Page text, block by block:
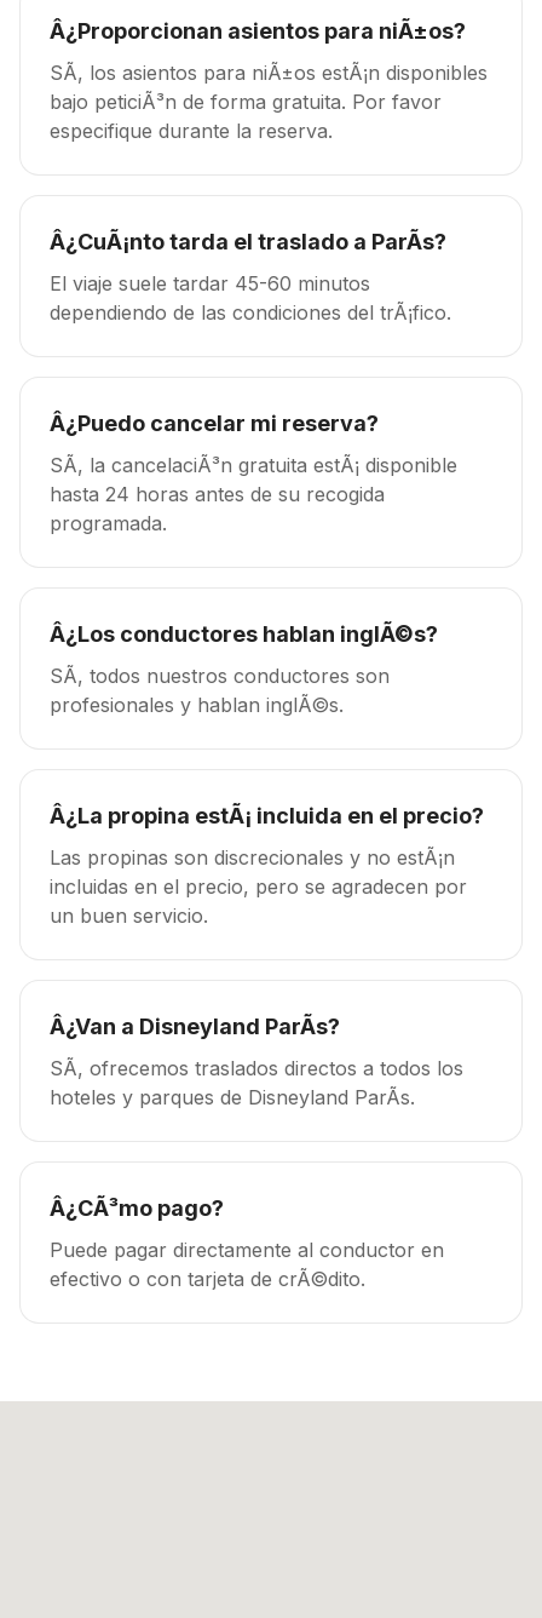
Â¿Proporcionan asientos para niÃ±os?
SÃ­, los asientos para niÃ±os estÃ¡n disponibles
bajo peticiÃ³n de forma gratuita. Por favor
especifique durante la reserva.
Â¿CuÃ¡nto tarda el traslado a ParÃ­s?
El viaje suele tardar 45-60 minutos
dependiendo de las condiciones del trÃ¡fico.
Â¿Puedo cancelar mi reserva?
SÃ­, la cancelaciÃ³n gratuita estÃ¡ disponible
hasta 24 horas antes de su recogida
programada.
Â¿Los conductores hablan inglÃ©s?
SÃ­, todos nuestros conductores son
profesionales y hablan inglÃ©s.
Â¿La propina estÃ¡ incluida en el precio?
Las propinas son discrecionales y no estÃ¡n
incluidas en el precio, pero se agradecen por
un buen servicio.
Â¿Van a Disneyland ParÃ­s?
SÃ­, ofrecemos traslados directos a todos los
hoteles y parques de Disneyland ParÃ­s.
Â¿CÃ³mo pago?
Puede pagar directamente al conductor en
efectivo o con tarjeta de crÃ©dito.